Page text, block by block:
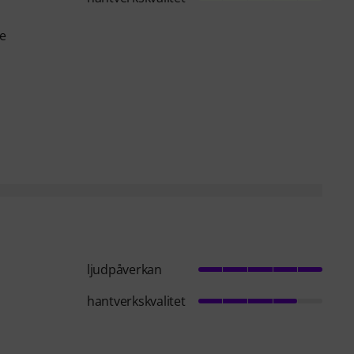
ljudpåverkan
hantverkskvalitet